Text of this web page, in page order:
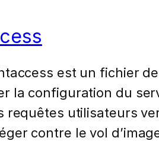
est un fichier
la configuration du
requêtes utilisateurs
contre le vol